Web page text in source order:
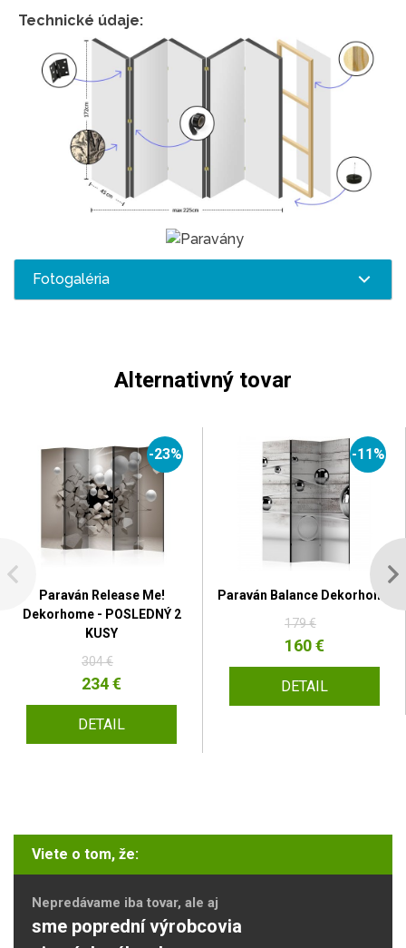
Technické údaje:
Fotogaléria
Alternativný tovar
-23%
Paraván Release Me!
Dekorhome - POSLEDNÝ 2
KUSY
304 €
234 €
DETAIL
-11%
Paraván Balance Dekorhome
179 €
160 €
DETAIL
Viete o tom, že:
Nepredávame iba tovar, ale aj
sme poprední výrobcovia